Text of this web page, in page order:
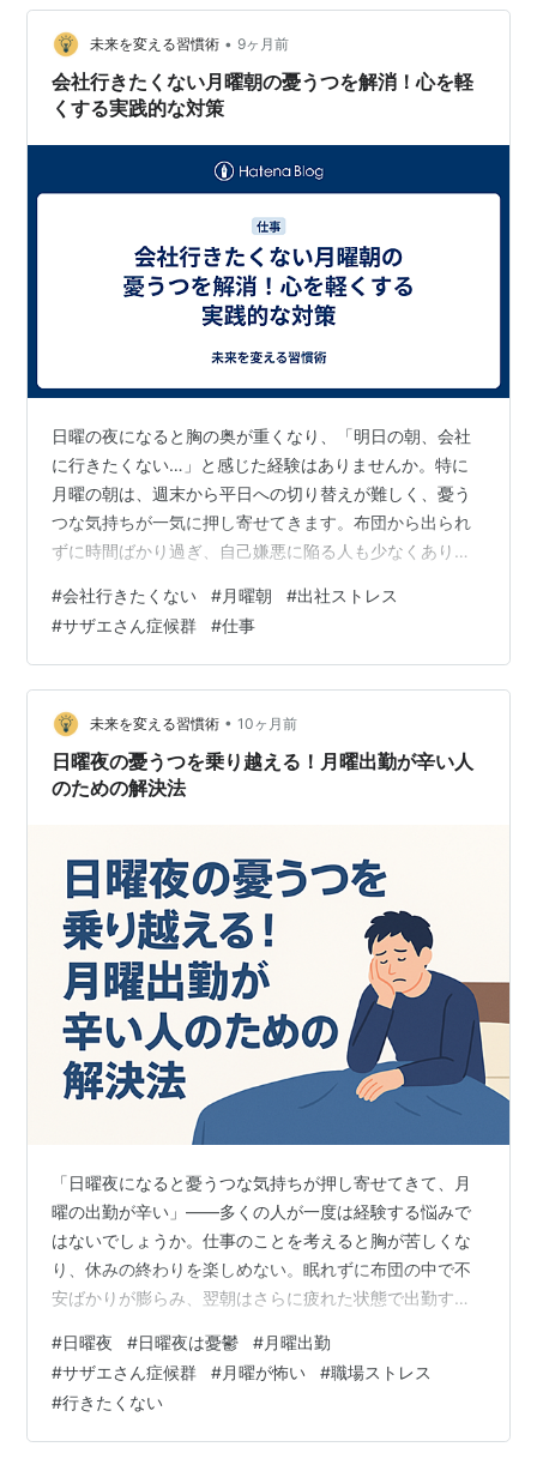
ば「いやそうじゃなくて仕事好きになるよう努力しよう
よ」案件でしょう でも労働…
未来を変える習慣術 • 9ヶ月前
会社行きたくない月曜朝の憂うつを解消！心を軽
くする実践的な対策
日曜の夜になると胸の奥が重くなり、「明日の朝、会社
に行きたくない…」と感じた経験はありませんか。特に
月曜の朝は、週末から平日への切り替えが難しく、憂う
つな気持ちが一気に押し寄せてきます。布団から出られ
ずに時間ばかり過ぎ、自己嫌悪に陥る人も少なくありま
く、多くの社会人が抱えている共通の悩みです。本記事
では「会社行きたくない月曜朝 対策」というテーマで、
心理的な原因から実践的な解決策までを詳しく紹介しま
す。自分の心と向き合い、少しずつ月曜を前向きに迎え
られるようになるヒントを得られるでしょう。
#会社行きたくない #月曜朝 #出社ストレス
#サザエさん症候群 #仕事
未来を変える習慣術 • 10ヶ月前
日曜夜の憂うつを乗り越える！月曜出勤が辛い人
のための解決法
「日曜夜になると憂うつな気持ちが押し寄せてきて、月
曜の出勤が辛い」――多くの人が一度は経験する悩みで
はないでしょうか。仕事のことを考えると胸が苦しくな
り、休みの終わりを楽しめない。眠れずに布団の中で不
安ばかりが膨らみ、翌朝はさらに疲れた状態で出勤す
しかし、憂うつな気持ちを放置すると、ストレスが積み
重なり、うつ状態や健康不良につながる危険もありま
す。そこで本記事では、同じ悩みを抱えてきた人の体験
談を交えながら、具体的な解決策を提示していきます。
#日曜夜 #日曜夜は憂鬱 #月曜出勤
#サザエさん症候群 #月曜が怖い #職場ストレス
#行きたくない